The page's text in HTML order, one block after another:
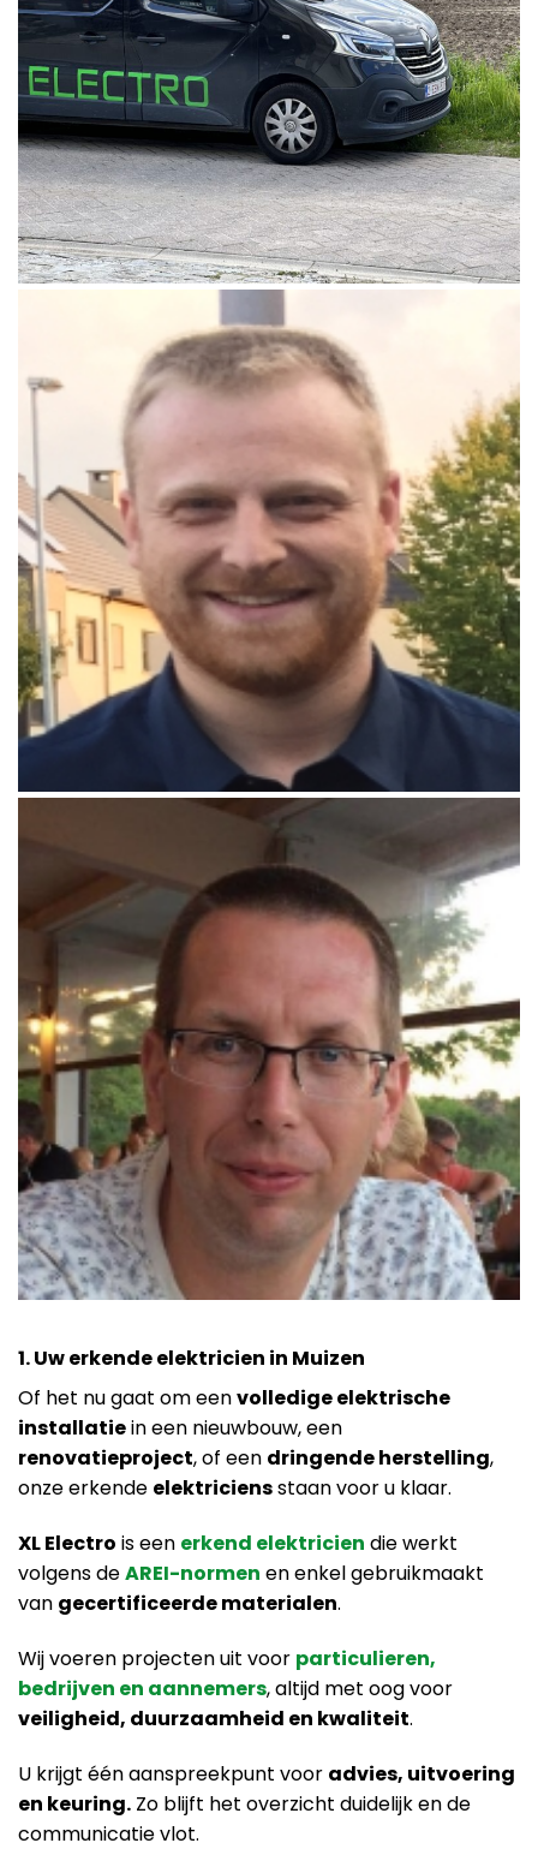
1. Uw erkende elektricien in Muizen
Of het nu gaat om eenvolledige elektrische
installatiein een nieuwbouw, een
renovatieproject, of een dringende herstelling,
onze erkende elektriciensstaan voor u klaar.
XL Electro is een erkend elektricien die werkt
volgens deAREI-normen en enkel gebruikmaakt
van gecertificeerde materialen.
Wij voeren projecten uit voor particulieren,
bedrijven en aannemers, altijd met oog voor
veiligheid, duurzaamheid en kwaliteit.
U krijgt één aanspreekpunt voor advies, uitvoering
en keuring. Zo blijft het overzicht duidelijk en de
communicatie vlot.